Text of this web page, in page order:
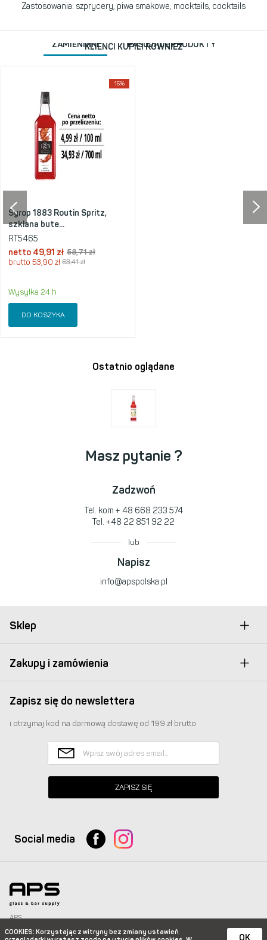
COOKIES: Korzystając z witryny bez zmiany ustawień
OK
Zastosowania: szprycery, piwa smakowe, mocktails, cocktails
ZAMIENNIKI PASUJĄCE PRODUKTY
KLIENCI KUPILI RÓWNIEŻ
15%
Syrop 1883 Routin Spritz,
szklana bute...
RT5465
netto 49,91 zł 58,71 zł
brutto 53,90 zł 63,41 zł
Wysyłka 24 h
DO KOSZYKA
Ostatnio oglądane
Masz pytanie ?
Zadzwoń
Tel. kom + 48 668 233 574
Tel. +48 22 851 92 22
lub
Napisz
info@apspolska.pl
Sklep
Zakupy i zamówienia
Zapisz się do newslettera
i otrzymaj kod na darmową dostawę od 199 zł brutto
ZAPISZ SIĘ
Social media
APS
Glass & Bar Supply Sp. z o.o. wszystkie prawa zastrzeżone.
info@apspolska.pl|Mapa strony| Infolinia:+48 668 233 574| +48 22 851 92 22